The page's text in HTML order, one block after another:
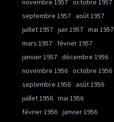
novembre 1957 octobre 1957
septembre 1957 août 1957
juillet 1957 juin 1957 mai 1957
mars 1957
février 1957
janvier 1957 décembre 1956
novembre 1956 octobre 1956
septembre 1956 août 1956
juillet 1956 mai 1956
février 1956 janvier 1956